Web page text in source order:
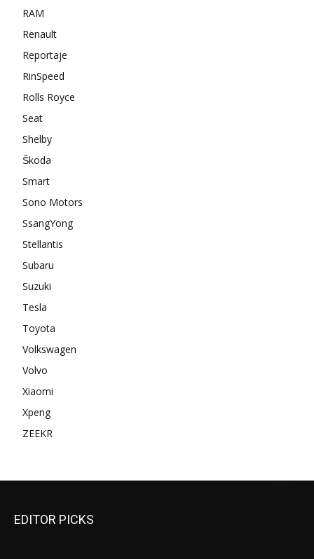
RAM
Renault
Reportaje
RinSpeed
Rolls Royce
Seat
Shelby
Škoda
Smart
Sono Motors
SsangYong
Stellantis
Subaru
Suzuki
Tesla
Toyota
Volkswagen
Volvo
Xiaomi
Xpeng
ZEEKR
EDITOR PICKS